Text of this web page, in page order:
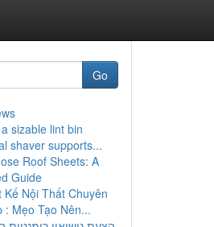
Go
sizable lint bin
shaver supports...
Roof Sheets: A
Guide
Kế Nội Thất Chuyên
: Mẹo Tạo Nên...